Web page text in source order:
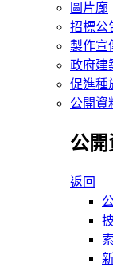
圖片廊
招標公
製作宣
政府建
促進種
公開資
公開
返回